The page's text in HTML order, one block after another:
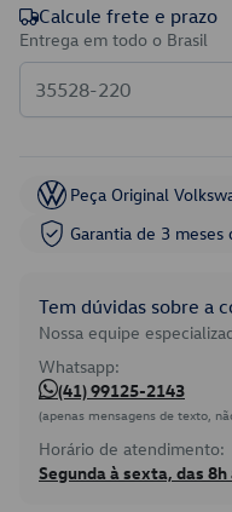
Calcule frete e prazo
Entrega em todo o Brasil
Peça Original
Garantia de 3 meses
Tem dúvidas sobre a
Nossa equipe
Whatsapp:
(41) 99125-2143
(apenas mensagens de texto,
Horário de atendimento:
Segunda à sexta, das 8h